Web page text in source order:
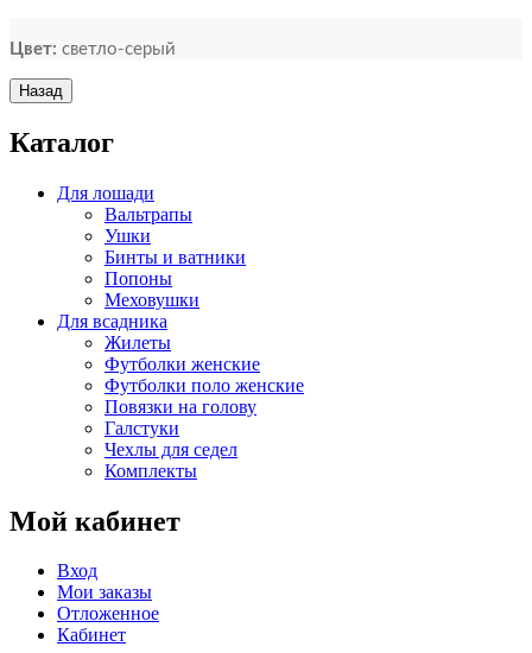
Цвет: светло-серый
Каталог
Для лошади
Вальтрапы
Ушки
Бинты и ватники
Попоны
Меховушки
Для всадника
Жилеты
Футболки женские
Футболки поло женские
Повязки на голову
Галстуки
Чехлы для седел
Комплекты
Мой кабинет
Вход
Мои заказы
Отложенное
Кабинет